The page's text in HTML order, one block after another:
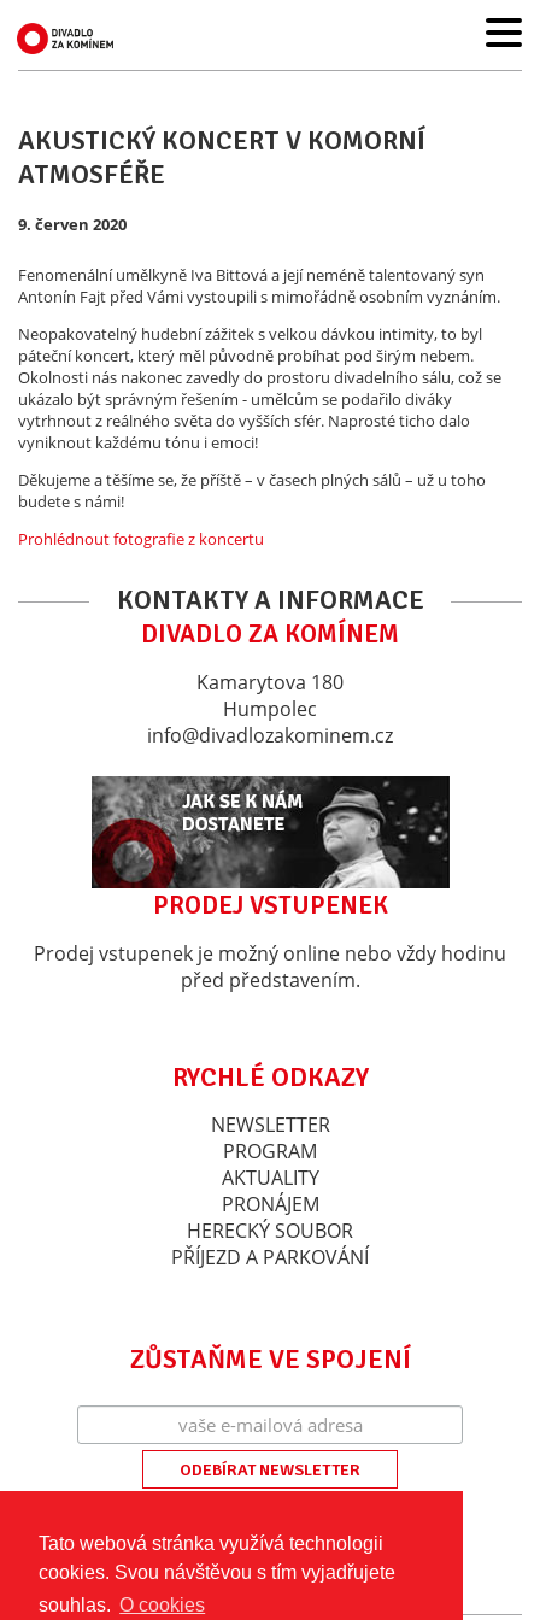
Tato webová stránka využívá technologii
cookies. Svou návštěvou s tím vyjadřujete
souhlas. O cookies
AKUSTICKÝ KONCERT V KOMORNÍ
ATMOSFÉŘE
9. červen 2020
Fenomenální umělkyně Iva Bittová a její neméně talentovaný syn
Antonín Fajt před Vámi vystoupili s mimořádně osobním vyznáním.
Neopakovatelný hudební zážitek s velkou dávkou intimity, to byl
páteční koncert, který měl původně probíhat pod širým nebem.
Okolnosti nás nakonec zavedly do prostoru divadelního sálu, což se
ukázalo být správným řešením - umělcům se podařilo diváky
vytrhnout z reálného světa do vyšších sfér. Naprosté ticho dalo
vyniknout každému tónu i emoci!
Děkujeme a těšíme se, že příště – v časech plných sálů – už u toho
budete s námi!
Prohlédnout fotografie z koncertu
KONTAKTY A INFORMACE
DIVADLO ZA KOMÍNEM
Kamarytova 180
Humpolec
info@divadlozakominem.cz
PRODEJ VSTUPENEK
Prodej vstupenek je možný online nebo vždy hodinu
před představením.
RYCHLÉ ODKAZY
NEWSLETTER
PROGRAM
AKTUALITY
PRONÁJEM
HERECKÝ SOUBOR
PŘÍJEZD A PARKOVÁNÍ
ZŮSTAŇME VE SPOJENÍ